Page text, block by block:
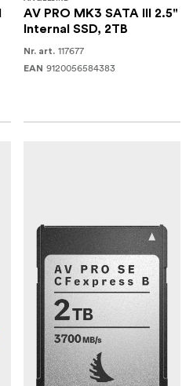
AV PRO MK3 SATA III 2.5"
Internal SSD, 2TB
Nr. art. 117677
EAN 9120056584383